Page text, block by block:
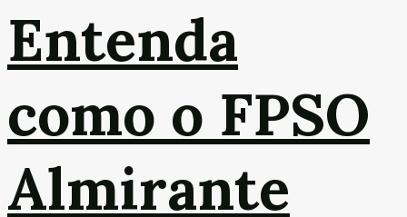
Entenda
como o FPSO
Almirante